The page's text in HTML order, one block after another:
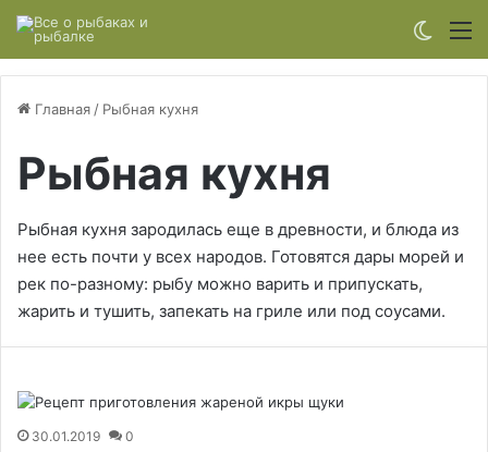
Главная / Рыбная кухня
Рыбная кухня
Рыбная кухня зародилась еще в древности, и блюда из
нее есть почти у всех народов. Готовятся дары морей и
рек по-разному: рыбу можно варить и припускать,
жарить и тушить, запекать на гриле или под соусами.
30.01.2019 0